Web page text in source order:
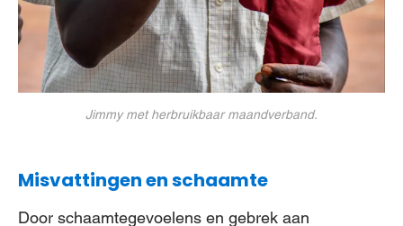
Jimmy met herbruikbaar maandverband.
Misvattingen en schaamte
Door schaamtegevoelens en gebrek aan